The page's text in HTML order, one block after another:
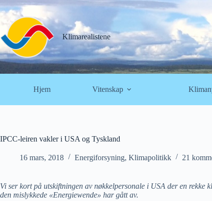
Hopp
til
innholdet
Klimarealistene
Hjem Vitenskap
IPCC-leiren vakler i USA og Tyskland
16 mars, 2018 Energiforsyning, Klimapolitikk 21
Vi ser kort på utskiftningen av nøkkelpersonale i USA der en
den mislykkede «Energiewende» har gått av.